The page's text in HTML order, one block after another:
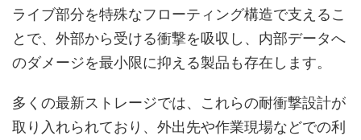
ライブ部分を特殊なフローティング構造で支えるこ
とで、外部から受ける衝撃を吸収し、内部データへ
のダメージを最小限に抑える製品も存在します。
多くの最新ストレージでは、これらの耐衝撃設計が
取り入れられており、外出先や作業現場などでの利